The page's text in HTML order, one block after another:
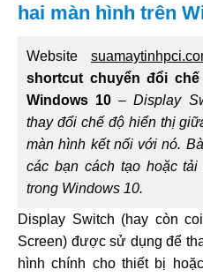
hai màn hình trên
Website
shortcut chuyển đổi
Windows 10 –Display
thay đổi chế độ hiển thị
màn hình kết nối với nó.
các bạn cách tạo hoặc tải
trong Windows 10.
Display Switch (hay còn
Screen) được sử dụng để
hình chính cho thiết bị